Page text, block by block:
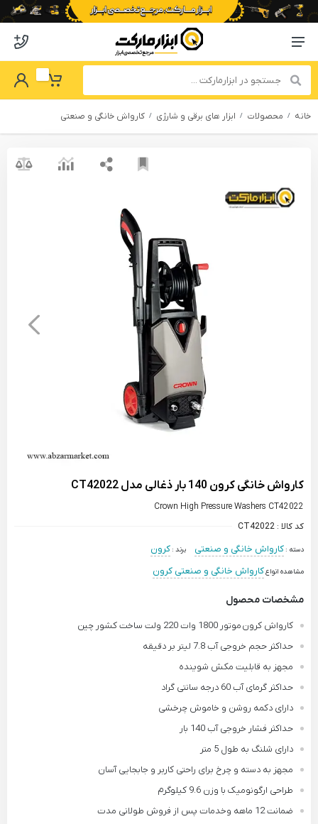
Menu Navigation
My Basket
Password
خانه محصولات ابزار های برقی و شارژی کارواش خانگی و صنعتی
کارواش خانگی کرون 140 بار ذغالی مدل CT42022
Crown High Pressure Washers CT42022
کد کالا :CT42022
دسته :کارواش خانگی و صنعتی برند :کرون
مشاهده انواعکارواش خانگی و صنعتی کرون
مشخصات محصول
کارواش کرون موتور 1800 وات 220 ولت ساخت کشور چین
حداکثر حجم خروجی آب 7.8 لیتر بر دقیقه
مجهز به قابلیت مکش شوینده
حداکثر گرمای آب 60 درجه سانتی گراد
دارای دکمه روشن و خاموش چرخشی
حداکثر فشار خروجی آب 140 بار
دارای شلنگ به طول 5 متر
مجهز به دسته و چرخ برای راحتی کاربر و جابجایی آسان
طراحی ارگونومیک با وزن 9.6 کیلوگرم
ضمانت 12 ماهه وخدمات پس از فروش طولانی مدت